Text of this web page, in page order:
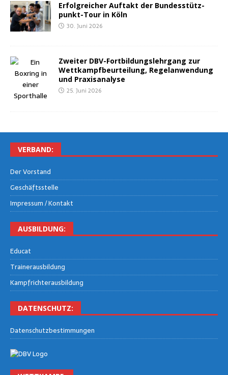
Erfolg­rei­cher Auf­takt der Bun­des­stütz­
punkt-Tour in Köln
30. Juni 2026
Zwei­ter DBV-Fort­bil­dungs­lehr­gang zur
Wett­kampf­be­ur­tei­lung, Regel­an­wen­dung
und Praxisanalyse
25. Juni 2026
VER­BAND:
Der Vor­stand
Geschäfts­stel­le
Impres­sum / Kontakt
AUS­BIL­DUNG:
Edu­cat
Trai­ner­aus­bil­dung
Kampf­rich­ter­aus­bil­dung
DATEN­SCHUTZ:
Daten­schutz­be­stim­mun­gen